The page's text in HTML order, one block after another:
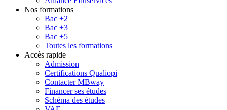
Nos formations
Bac +2
Bac +3
Bac +5
Toutes les formations
Accès rapide
Admission
Certifications Qualiopi
Contacter MBway
Financer ses études
Schéma des études